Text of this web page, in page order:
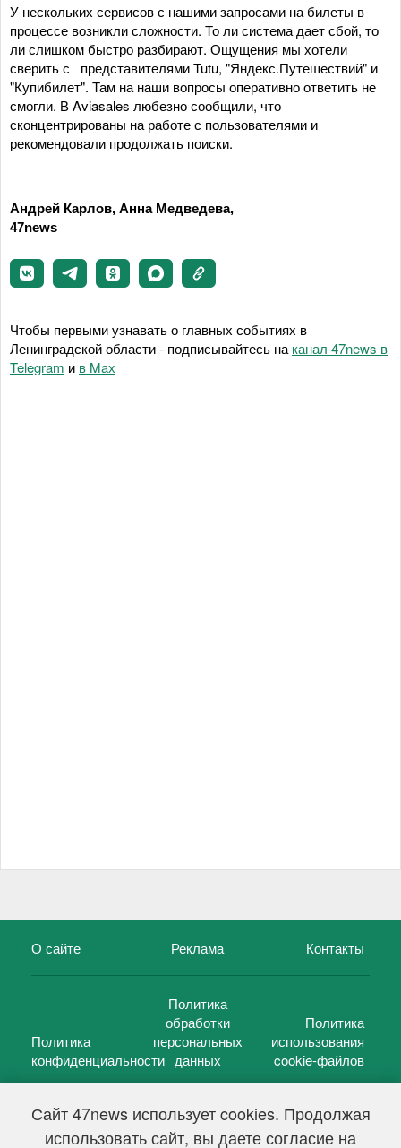
Сайт 47news использует cookies. Продолжая
использовать сайт, вы даете согласие на
У нескольких сервисов с нашими запросами на билеты в
процессе возникли сложности. То ли система дает сбой, то
ли слишком быстро разбирают. Ощущения мы хотели
сверить с представителями Tutu, "Яндекс.Путешествий" и
"Купибилет". Там на наши вопросы оперативно ответить не
смогли. В Aviasales любезно сообщили, что
сконцентрированы на работе с пользователями и
рекомендовали продолжать поиски.
Андрей Карлов, Анна Медведева,
47news
Чтобы первыми узнавать о главных событиях в
Ленинградской области - подписывайтесь на канал 47news в
Telegram и в Maх
О сайте Реклама Контакты
Политика
конфиденциальности
Политика
обработки
персональных
данных
Политика
использования
cookie-файлов